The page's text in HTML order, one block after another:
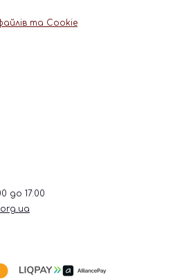
та Cookie
до 17:00